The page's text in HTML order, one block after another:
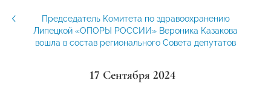
Председатель Комитета по здравоохранению
Липецкой «ОПОРЫ РОССИИ» Вероника Казакова
вошла в состав регионального Совета депутатов
17 Сентября 2024